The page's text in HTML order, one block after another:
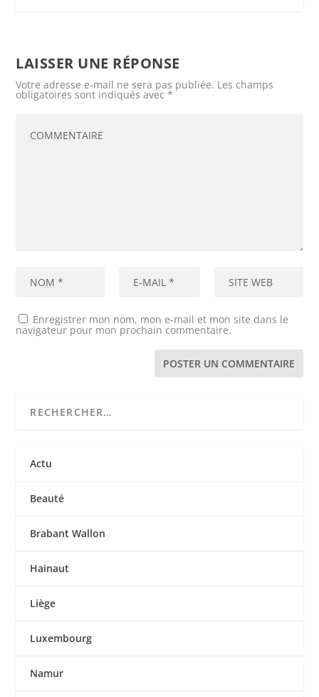
LAISSER UNE RÉPONSE
Votre adresse e-mail ne sera pas publiée. Les champs
obligatoires sont indiqués avec*
Enregistrer mon nom, mon e-mail et mon site dans le
navigateur pour mon prochain commentaire.
Actu
Beauté
Brabant Wallon
Hainaut
Liège
Luxembourg
Namur